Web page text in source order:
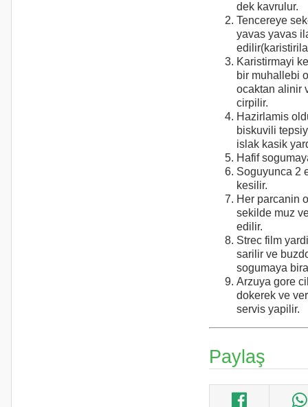
dek kavrulur.
Tencereye
yavas yavas
Karistirmayi
bir muhallebi
ocaktan alinir
cirpilir.
Hazirlamis
biskuvili
islak kasik
Hafif
Soguyunca 2
kesilir.
Her parcanin
sekilde muz
edilir.
Strec film
sarilir ve
sogumaya
Arzuya gore
dokerek ve
servis yapilir.
Paylaş